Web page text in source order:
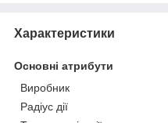
Характеристики
Основні атрибути
Виробник
Радіус дії